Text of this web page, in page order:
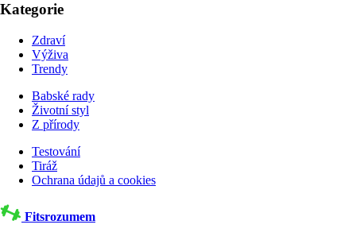
Kategorie
Zdraví
Výživa
Trendy
Babské rady
Životní styl
Z přírody
Testování
Tiráž
Ochrana údajů a cookies
Fitsrozumem